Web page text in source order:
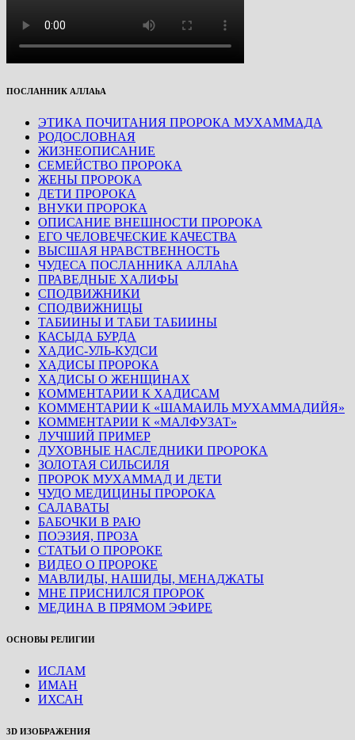
ПОСЛАННИК АЛЛАhА
ЭТИКА ПОЧИТАНИЯ ПРОРОКА МУХАММАДА
РОДОСЛОВНАЯ
ЖИЗНЕОПИСАНИЕ
СЕМЕЙСТВО ПРОРОКА
ЖЕНЫ ПРОРОКА
ДЕТИ ПРОРОКА
ВНУКИ ПРОРОКА
ОПИСАНИЕ ВНЕШНОСТИ ПРОРОКА
ЕГО ЧЕЛОВЕЧЕСКИЕ КАЧЕСТВА
ВЫСШАЯ НРАВСТВЕННОСТЬ
ЧУДЕСА ПОСЛАННИКА АЛЛАhА
ПРАВЕДНЫЕ ХАЛИФЫ
СПОДВИЖНИКИ
СПОДВИЖНИЦЫ
ТАБИИНЫ И ТАБИ ТАБИИНЫ
КАСЫДА БУРДА
ХАДИС-УЛЬ-КУДСИ
ХАДИСЫ ПРОРОКА
ХАДИСЫ О ЖЕНЩИНАХ
КОММЕНТАРИИ К ХАДИСАМ
КОММЕНТАРИИ К «ШАМАИЛЬ МУХАММАДИЙЯ»
КОММЕНТАРИИ К «МАЛФУЗАТ»
ЛУЧШИЙ ПРИМЕР
ДУХОВНЫЕ НАСЛЕДНИКИ ПРОРОКА
ЗОЛОТАЯ СИЛЬСИЛЯ
ПРОРОК МУХАММАД И ДЕТИ
ЧУДО МЕДИЦИНЫ ПРОРОКА
САЛАВАТЫ
БАБОЧКИ В РАЮ
ПОЭЗИЯ, ПРОЗА
СТАТЬИ О ПРОРОКЕ
ВИДЕО О ПРОРОКЕ
МАВЛИДЫ, НАШИДЫ, МЕНАДЖАТЫ
МНЕ ПРИСНИЛСЯ ПРОРОК
МЕДИНА В ПРЯМОМ ЭФИРЕ
ОСНОВЫ РЕЛИГИИ
ИСЛАМ
ИМАН
ИХСАН
3D ИЗОБРАЖЕНИЯ